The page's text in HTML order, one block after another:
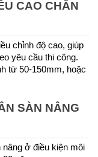
CAO CHÂN
chỉnh độ cao, giúp
yêu cầu thi công.
từ 50-150mm, hoặc
SÀN NÂNG
nâng ở điều kiện môi